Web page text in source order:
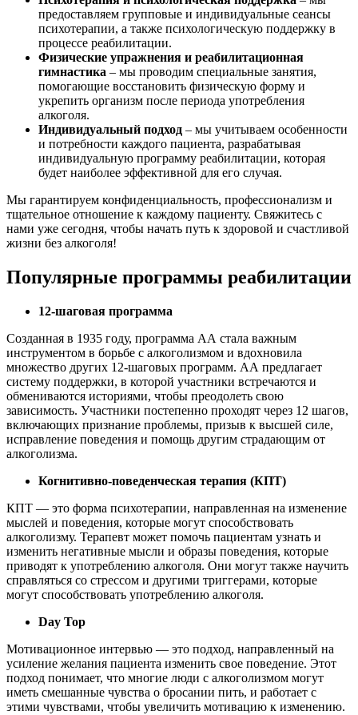
предоставляем групповые и индивидуальные сеансы
психотерапии, а также психологическую поддержку в
процессе реабилитации.
Физические упражнения и реабилитационная
гимнастика – мы проводим специальные занятия,
помогающие восстановить физическую форму и
укрепить организм после периода употребления
алкоголя.
Индивидуальный подход – мы учитываем особенности
и потребности каждого пациента, разрабатывая
индивидуальную программу реабилитации, которая
будет наиболее эффективной для его случая.
Мы гарантируем конфиденциальность, профессионализм и
тщательное отношение к каждому пациенту. Свяжитесь с
нами уже сегодня, чтобы начать путь к здоровой и счастливой
жизни без алкоголя!
Популярные программы реабилитации
12-шаговая программа
Созданная в 1935 году, программа АА стала важным
инструментом в борьбе с алкоголизмом и вдохновила
множество других 12-шаговых программ. АА предлагает
систему поддержки, в которой участники встречаются и
обмениваются историями, чтобы преодолеть свою
зависимость. Участники постепенно проходят через 12 шагов,
включающих признание проблемы, призыв к высшей силе,
исправление поведения и помощь другим страдающим от
алкоголизма.
Когнитивно-поведенческая терапия (КПТ)
КПТ — это форма психотерапии, направленная на изменение
мыслей и поведения, которые могут способствовать
алкоголизму. Терапевт может помочь пациентам узнать и
изменить негативные мысли и образы поведения, которые
приводят к употреблению алкоголя. Они могут также научить
справляться со стрессом и другими триггерами, которые
могут способствовать употреблению алкоголя.
Day Top
Мотивационное интервью — это подход, направленный на
усиление желания пациента изменить свое поведение. Этот
подход понимает, что многие люди с алкоголизмом могут
иметь смешанные чувства о бросании пить, и работает с
этими чувствами, чтобы увеличить мотивацию к изменению.